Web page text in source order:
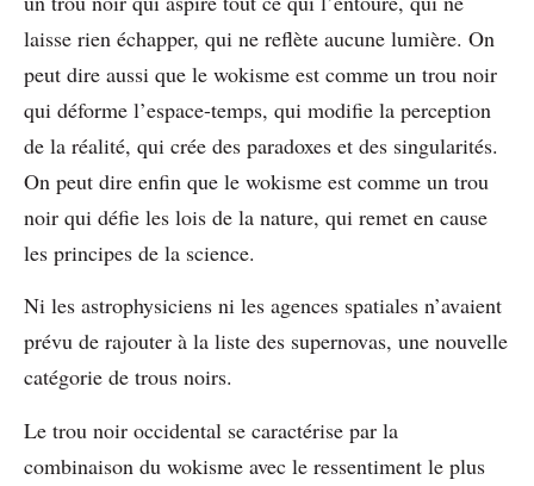
laisse rien échapper, qui ne reflète aucune lumière. On
peut dire aussi que le wokisme est comme un trou noir
qui déforme l’espace-temps, qui modifie la perception
de la réalité, qui crée des paradoxes et des singularités.
On peut dire enfin que le wokisme est comme un trou
noir qui défie les lois de la nature, qui remet en cause
les principes de la science.
Ni les astrophysiciens ni les agences spatiales n’avaient
prévu de rajouter à la liste des supernovas, une nouvelle
catégorie de trous noirs.
Le trou noir occidental se caractérise par la
combinaison du wokisme avec le ressentiment le plus